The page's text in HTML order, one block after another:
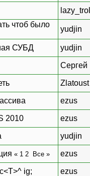
чтоб было
yudjin
СУБД yudjin
Сергей
Zlatoust
ezus
2010 ezus
yudjin
« 1 2 Все » ezus
ig; ezus